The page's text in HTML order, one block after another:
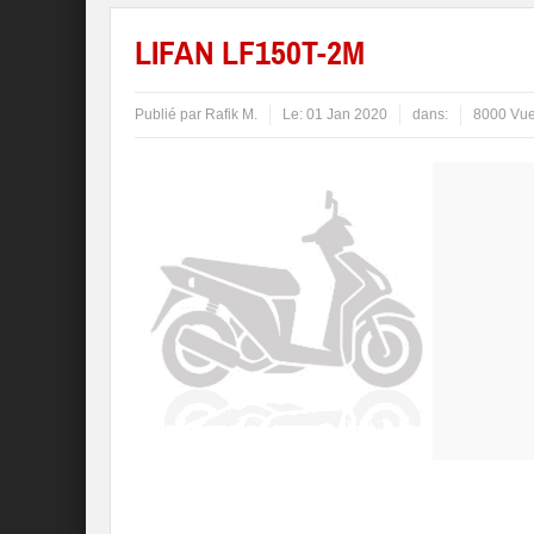
LIFAN LF150T-2M
Publié par Rafik M. Le: 01 Jan 2020 dans: 8000